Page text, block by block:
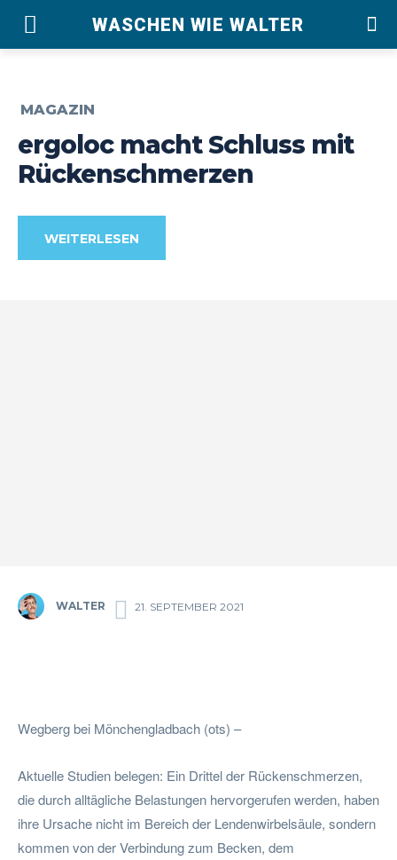
WASCHEN WIE WALTER
MAGAZIN
ergoloc macht Schluss mit
Rückenschmerzen
WEITERLESEN
WALTER 21. SEPTEMBER 2021
Wegberg bei Mönchengladbach (ots) –
Aktuelle Studien belegen: Ein Drittel der Rückenschmerzen,
die durch alltägliche Belastungen hervorgerufen werden, haben
ihre Ursache nicht im Bereich der Lendenwirbelsäule, sondern
kommen von der Verbindung zum Becken, dem